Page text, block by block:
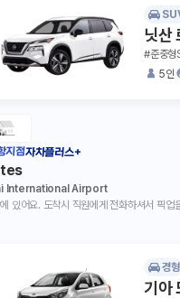
닛산
#준중형
5인
지점자차플러스+
International Airport
있어요. 도착시 직원에게 전화하셔서 픽업
경형
기아